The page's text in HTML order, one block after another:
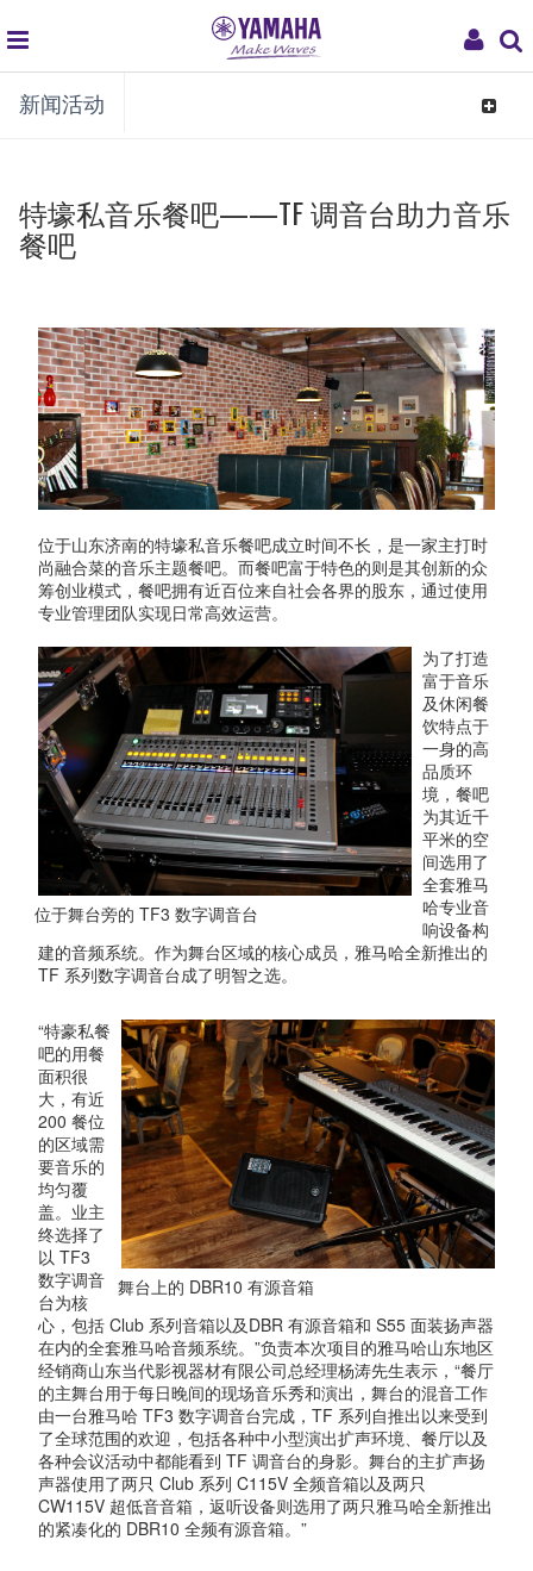
My
global
navigation
新闻活动
Toggle
特壕私音乐餐吧——TF 调音台助力音乐
餐吧
位于山东济南的特壕私音乐餐吧成立时间不长，是一家主打时
尚融合菜的音乐主题餐吧。而餐吧富于特色的则是其创新的众
筹创业模式，餐吧拥有近百位来自社会各界的股东，通过使用
专业管理团队实现日常高效运营。
位于舞台旁的 TF3 数字调音台
为了打造
富于音乐
及休闲餐
饮特点于
一身的高
品质环
境，餐吧
为其近千
平米的空
间选用了
全套雅马
哈专业音
响设备构
建的音频系统。作为舞台区域的核心成员，雅马哈全新推出的
TF 系列数字调音台成了明智之选。
舞台上的 DBR10 有源音箱
“特豪私餐
吧的用餐
面积很
大，有近
200 餐位
的区域需
要音乐的
均匀覆
盖。业主
终选择了
以 TF3
数字调音
台为核
心，包括 Club 系列音箱以及DBR 有源音箱和 S55 面装扬声器
在内的全套雅马哈音频系统。”负责本次项目的雅马哈山东地区
经销商山东当代影视器材有限公司总经理杨涛先生表示，“餐厅
的主舞台用于每日晚间的现场音乐秀和演出，舞台的混音工作
由一台雅马哈 TF3 数字调音台完成，TF 系列自推出以来受到
了全球范围的欢迎，包括各种中小型演出扩声环境、餐厅以及
各种会议活动中都能看到 TF 调音台的身影。舞台的主扩声扬
声器使用了两只 Club 系列 C115V 全频音箱以及两只
CW115V 超低音音箱，返听设备则选用了两只雅马哈全新推出
的紧凑化的 DBR10 全频有源音箱。”